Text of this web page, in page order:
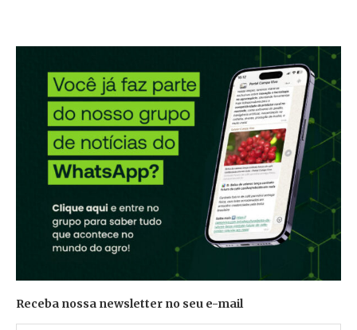
Receba nossa newsletter no seu e-mail